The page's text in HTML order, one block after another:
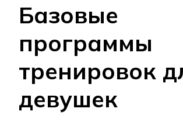
Базовые
программы
тренировок
девушек